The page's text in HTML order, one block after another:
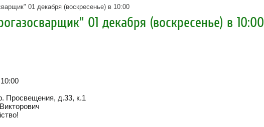
01 декабря (воскресенье) в 10:00
01 декабря (воскресенье) в 10:00
Просвещения, д.33, к.1